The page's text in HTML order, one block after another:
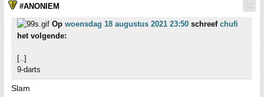
#ANONIEM
Op woensdag 18 augustus 2021 23:50 schreef chufi
het volgende:
[..]
9-darts
Slam